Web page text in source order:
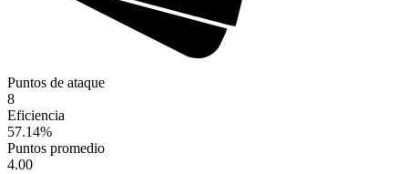
Puntos de ataque
8
Eficiencia
57.14%
Puntos promedio
4.00